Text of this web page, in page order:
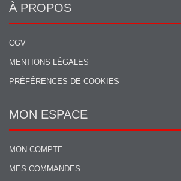
À PROPOS
CGV
MENTIONS LÉGALES
PRÉFÉRENCES DE COOKIES
MON ESPACE
MON COMPTE
MES COMMANDES